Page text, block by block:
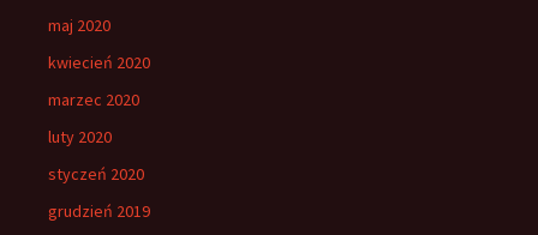
maj 2020
kwiecień 2020
marzec 2020
luty 2020
styczeń 2020
grudzień 2019